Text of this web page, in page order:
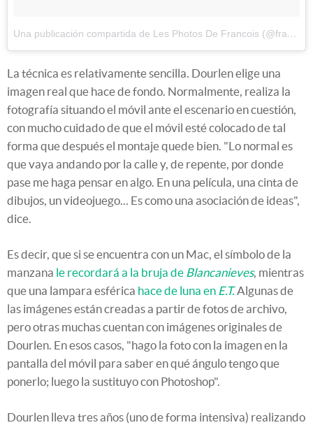
Una publicación compartida de Les Photos De Francois (@francoisdourlen)
La técnica es relativamente sencilla. Dourlen elige una
imagen real que hace de fondo. Normalmente, realiza la
fotografía situando el móvil ante el escenario en cuestión,
con mucho cuidado de que el móvil esté colocado de tal
forma que después el montaje quede bien. "Lo normal es
que vaya andando por la calle y, de repente, por donde
pase me haga pensar en algo. En una película, una cinta de
dibujos, un videojuego... Es como una asociación de ideas",
dice.
Es decir, que si se encuentra con un Mac, el símbolo de la
manzana le recordará a la bruja de Blancanieves, mientras
que una lampara esférica hace de luna en E.T.Algunas de
las imágenes están creadas a partir de fotos de archivo,
pero otras muchas cuentan con imágenes originales de
Dourlen. En esos casos, "hago la foto con la imagen en la
pantalla del móvil para saber en qué ángulo tengo que
ponerlo; luego la sustituyo con Photoshop".
Dourlen lleva tres años (uno de forma intensiva) realizando